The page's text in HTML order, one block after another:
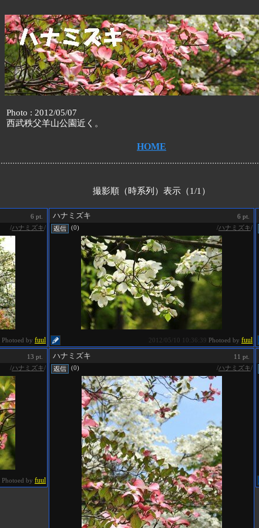
Photo : 2012/05/07
西武秩父羊山公園近く。
HOME
撮影順（時系列）表示（1/1）
6 pt.
/ハナミズキ/
Photoed by fuul
ハナミズキ
6 pt.
(0)
/ハナミズキ/
2012/05/10 10:36:39 Photoed by fuul
13 pt.
/ハナミズキ/
Photoed by fuul
ハナミズキ
11 pt.
(0)
/ハナミズキ/